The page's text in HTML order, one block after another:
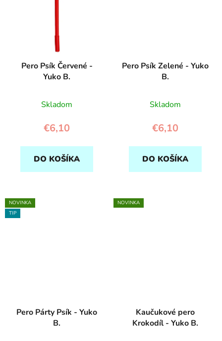
Pero Psík Červené -
Yuko B.
Skladom
€6,10
DO KOŠÍKA
Pero Psík Zelené - Yuko
B.
Skladom
€6,10
DO KOŠÍKA
NOVINKA
TIP
Pero Párty Psík - Yuko
B.
NOVINKA
Kaučukové pero
Krokodíl - Yuko B.